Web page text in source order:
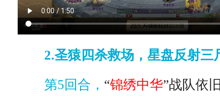
2.圣猿四杀救场，星盘反射三
第5回合， “锦绣中华”战队依